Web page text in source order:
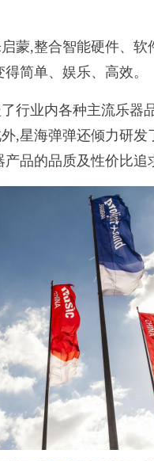
,整合智能硬件、软
简单、娱乐、高效。
业内各种主流乐器
,星海弹弹还倾力研
品的品质及性价比追